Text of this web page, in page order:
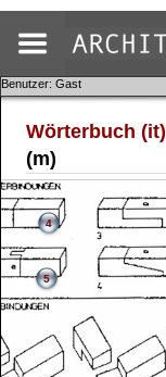
Benutzer: Gast
Wörterbuch (it)
(m)
4
5